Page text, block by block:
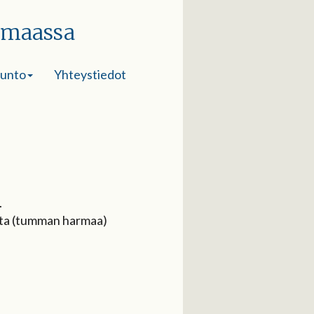
Yhteystiedot
(tumman harmaa)